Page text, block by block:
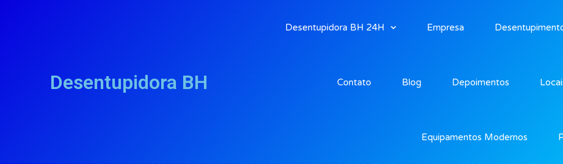
Desentupidora BH
Desentupidora BH 24H Empresa
Contato Blog Depoimentos
Equipamentos Modernos